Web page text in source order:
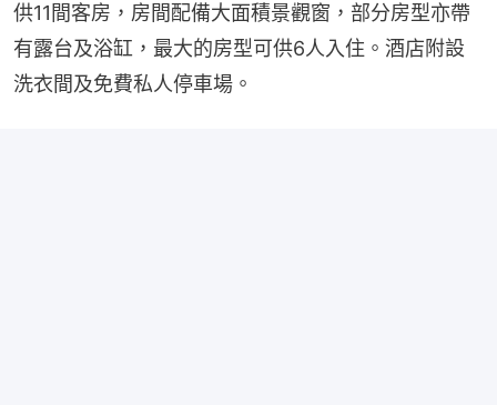
供11間客房，房間配備大面積景觀窗，部分房型亦帶
有露台及浴缸，最大的房型可供6人入住。酒店附設
洗衣間及免費私人停車場。